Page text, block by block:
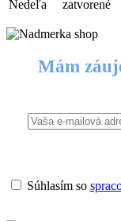
Nedeľa zatvorené
Mám
Súhlasím so